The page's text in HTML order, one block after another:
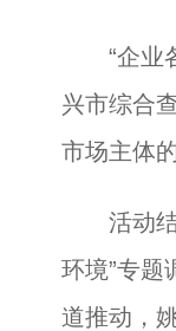
“企业各
兴市综合
市场主体
活动结
环境”专题
道推动，